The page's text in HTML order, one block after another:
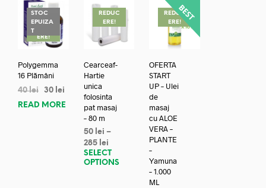
STOC
EPUIZA
TREDUC
ERE!
Polygemma
16 Plămâni
40lei 30 lei
READ MORE
REDUC
ERE!
Cearceaf-
Hartie
unica
folosinta
pat masaj
– 80 m
50 lei –
285 lei
SELECT
OPTIONS
REDUC
ERE!
OFERTA
START
UP – Ulei
de
masaj
cu ALOE
VERA –
PLANTE
–
Yamuna
– 1.000
ML